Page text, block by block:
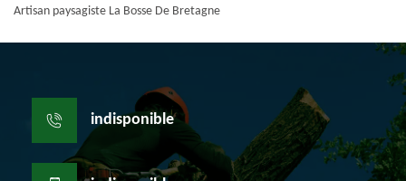
Artisan paysagiste La Bosse De Bretagne
indisponible